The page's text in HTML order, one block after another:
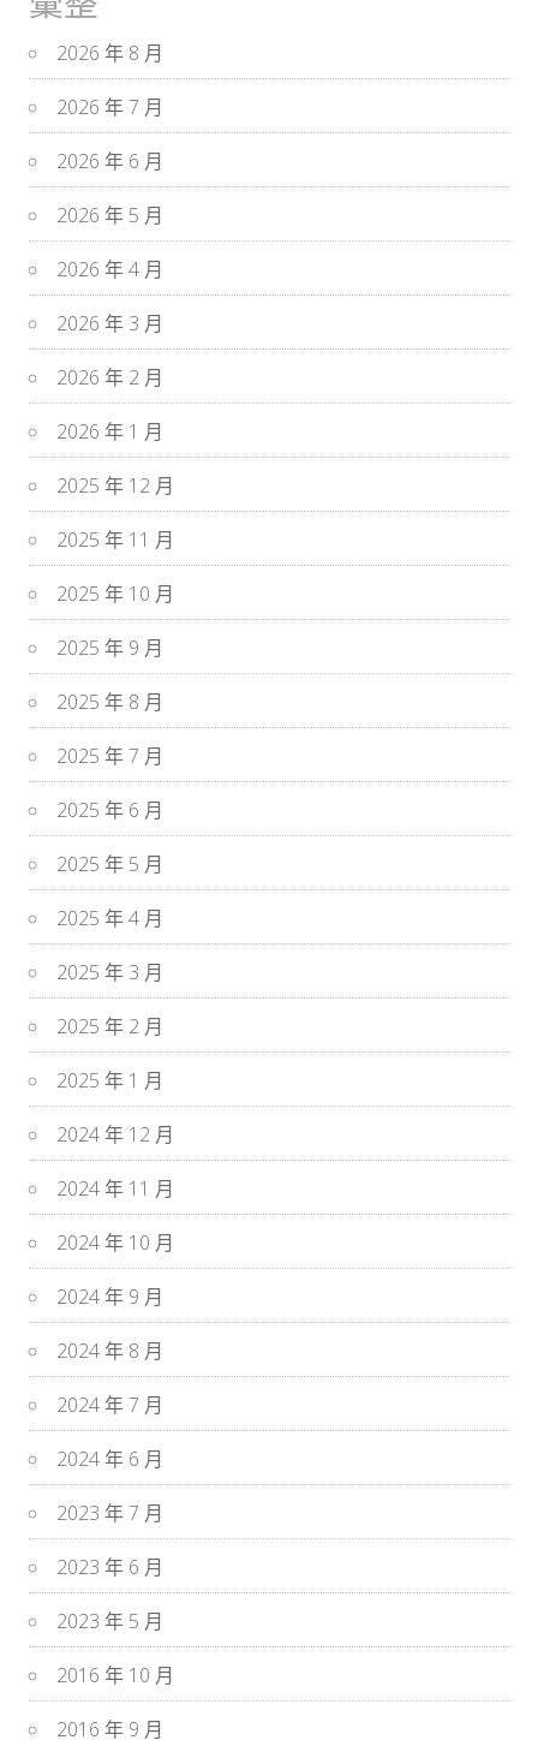
2026 年 8 月
2026 年 7 月
2026 年 6 月
2026 年 5 月
2026 年 4 月
2026 年 3 月
2026 年 2 月
2026 年 1 月
2025 年 12 月
2025 年 11 月
2025 年 10 月
2025 年 9 月
2025 年 8 月
2025 年 7 月
2025 年 6 月
2025 年 5 月
2025 年 4 月
2025 年 3 月
2025 年 2 月
2025 年 1 月
2024 年 12 月
2024 年 11 月
2024 年 10 月
2024 年 9 月
2024 年 8 月
2024 年 7 月
2024 年 6 月
2023 年 7 月
2023 年 6 月
2023 年 5 月
2016 年 10 月
2016 年 9 月